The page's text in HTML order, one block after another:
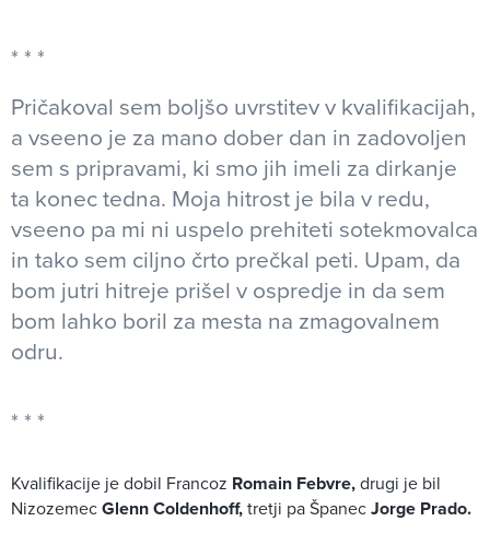
Pričakoval sem boljšo uvrstitev v kvalifikacijah,
a vseeno je za mano dober dan in zadovoljen
sem s pripravami, ki smo jih imeli za dirkanje
ta konec tedna. Moja hitrost je bila v redu,
vseeno pa mi ni uspelo prehiteti sotekmovalca
in tako sem ciljno črto prečkal peti. Upam, da
bom jutri hitreje prišel v ospredje in da sem
bom lahko boril za mesta na zmagovalnem
odru.
Kvalifikacije je dobil Francoz Romain Febvre,drugi je bil
NizozemecGlenn Coldenhoff,tretji pa ŠpanecJorge Prado.